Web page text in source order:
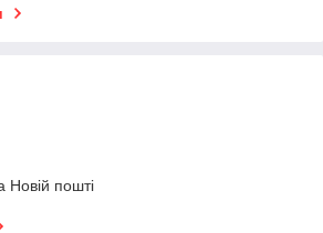
Новій пошті